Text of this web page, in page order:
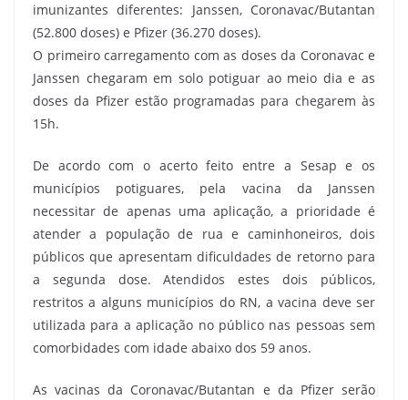
imunizantes diferentes: Janssen, Coronavac/Butantan
(52.800 doses) e Pfizer (36.270 doses).
O primeiro carregamento com as doses da Coronavac e
Janssen chegaram em solo potiguar ao meio dia e as
doses da Pfizer estão programadas para chegarem às
15h.
De acordo com o acerto feito entre a Sesap e os
municípios potiguares, pela vacina da Janssen
necessitar de apenas uma aplicação, a prioridade é
atender a população de rua e caminhoneiros, dois
públicos que apresentam dificuldades de retorno para
a segunda dose. Atendidos estes dois públicos,
restritos a alguns municípios do RN, a vacina deve ser
utilizada para a aplicação no público nas pessoas sem
comorbidades com idade abaixo dos 59 anos.
As vacinas da Coronavac/Butantan e da Pfizer serão